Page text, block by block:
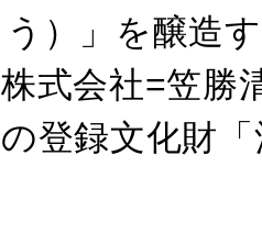
う）」を醸造
式会社=笠
の登録文化財